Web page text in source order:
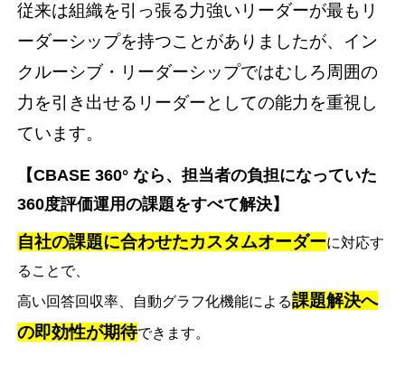
従来は組織を引っ張る力強いリーダーが最もリ
ーダーシップを持つことがありましたが、イン
クルーシブ・リーダーシップではむしろ周囲の
力を引き出せるリーダーとしての能力を重視し
ています。
【CBASE 360° なら、担当者の負担になっていた
360度評価運用の課題をすべて解決】
自社の課題に合わせたカスタムオーダーに対応す
ることで、
高い回答回収率、自動グラフ化機能による課題解決へ
の即効性が期待できます。